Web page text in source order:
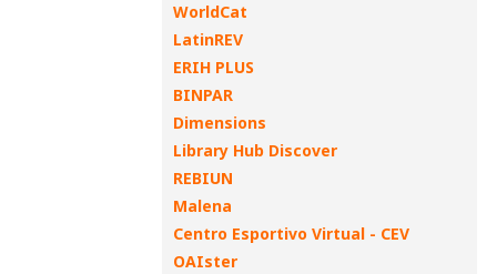
WorldCat
LatinREV
ERIH PLUS
BINPAR
Dimensions
Library Hub Discover
REBIUN
Malena
Centro Esportivo Virtual - CEV
OAIster